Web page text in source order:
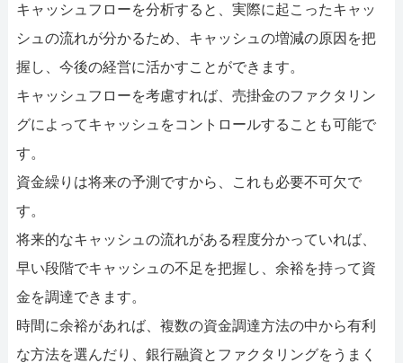
キャッシュフローを分析すると、実際に起こったキャッ
シュの流れが分かるため、キャッシュの増減の原因を把
握し、今後の経営に活かすことができます。
キャッシュフローを考慮すれば、売掛金のファクタリン
グによってキャッシュをコントロールすることも可能で
す。
資金繰りは将来の予測ですから、これも必要不可欠で
す。
将来的なキャッシュの流れがある程度分かっていれば、
早い段階でキャッシュの不足を把握し、余裕を持って資
金を調達できます。
時間に余裕があれば、複数の資金調達方法の中から有利
な方法を選んだり、銀行融資とファクタリングをうまく